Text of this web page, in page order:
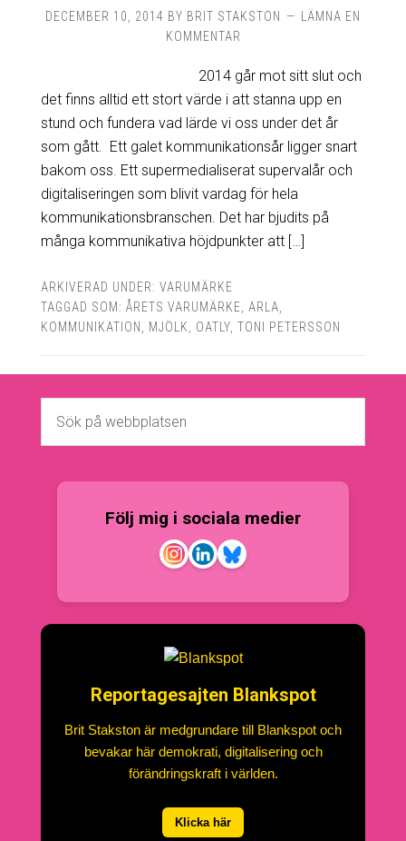
DECEMBER 10, 2014 BY BRIT STAKSTON
LÄMNA EN
KOMMENTAR
2014 går mot sitt slut och
det finns alltid ett stort värde i att stanna upp en
stund och fundera vad lärde vi oss under det år
som gått. Ett galet kommunikationsår ligger snart
bakom oss. Ett supermedialiserat supervalår och
digitaliseringen som blivit vardag för hela
kommunikationsbranschen. Det har bjudits på
många kommunikativa höjdpunkter att […]
ARKIVERAD UNDER: VARUMÄRKE
TAGGAD SOM: ÅRETS VARUMÄRKE ARLA
KOMMUNIKATION
MJÖLK OATLY, TONI PETERSSON
Följ mig i sociala medier
Reportagesajten Blankspot
Brit Stakston är medgrundare till Blankspot och
bevakar här demokrati, digitalisering och
förändringskraft i världen.
Klicka här